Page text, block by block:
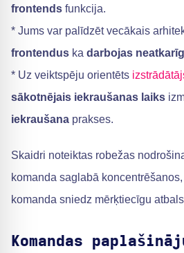
frontends funkcija.
* Jums var palīdzēt vecākais
frontendus ka darbojas
* Uz veiktspēju orientēts
sākotnējais iekraušanas laiks
iekraušana prakses.
Skaidri noteiktas robežas
komanda saglabā
komanda sniedz mērķtiecīgu
Komandas